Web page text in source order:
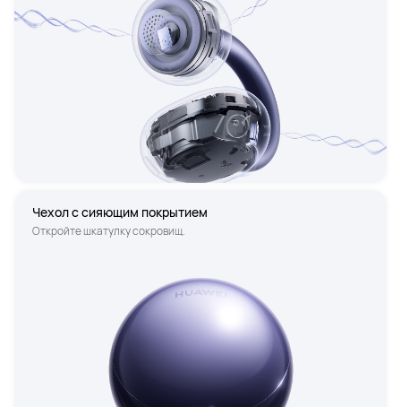
Чехол с сияющим покрытием
Откройте шкатулку сокровищ.